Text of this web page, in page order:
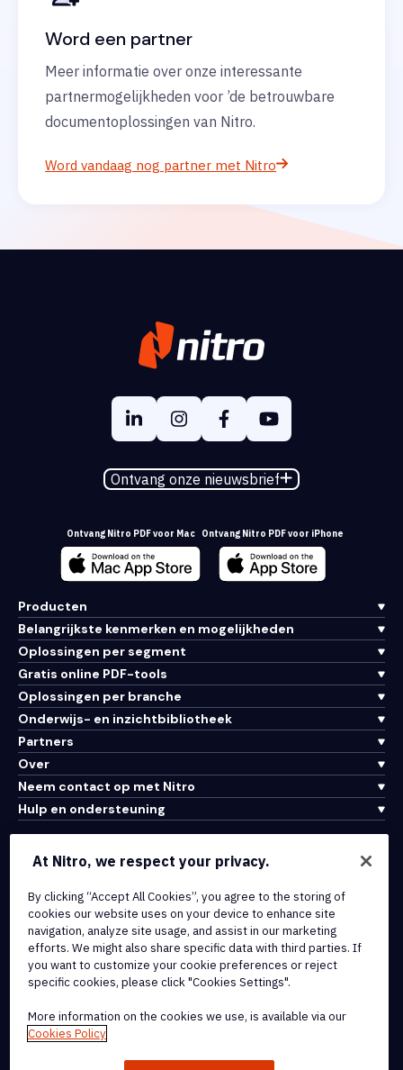
Word een partner
Meer informatie over onze interessante
partnermogelijkheden voor ’de betrouwbare
documentoplossingen van Nitro.
Word vandaag nog partner met Nitro
Ontvang onze nieuwsbrief
Ontvang Nitro PDF voor Mac Ontvang Nitro PDF voor iPhone
Producten
Belangrijkste kenmerken en mogelijkheden
Oplossingen per segment
Gratis online PDF-tools
Oplossingen per branche
Onderwijs- en inzichtbibliotheek
Partners
Over
Neem contact op met Nitro
Hulp en ondersteuning
Integraties en API-connectiviteit
Cookiebeleid
Copyrightbeleid
Alle voorwaarden en beleidsmaatregelen
© 2026 Nitro Software, Inc. Inc. Alle rechten voorbehouden.
Nitro, het Nitro-logo, Nitro Productivity Platform, Nitro PDF Pro, Nitro
At Nitro, we respect your privacy.
By clicking “Accept All Cookies”, you agree to the storing of
cookies our website uses on your device to enhance site
navigation, analyze site usage, and assist in our marketing
efforts. We might also share specific data with third parties. If
you want to customize your cookie preferences or reject
specific cookies, please click "Cookies Settings".
More information on the cookies we use, is available via our
Cookies Policy